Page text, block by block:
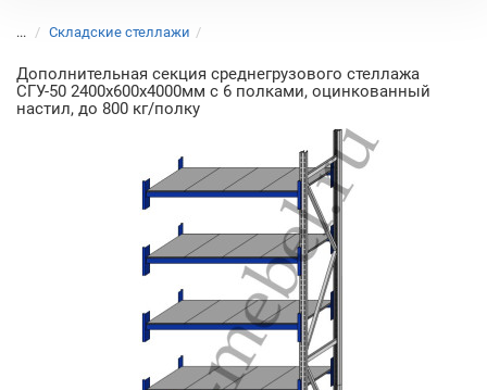
... Складские стеллажи
Дополнительная секция среднегрузового стеллажа
СГУ-50 2400х600х4000мм с 6 полками, оцинкованный
настил, до 800 кг/полку